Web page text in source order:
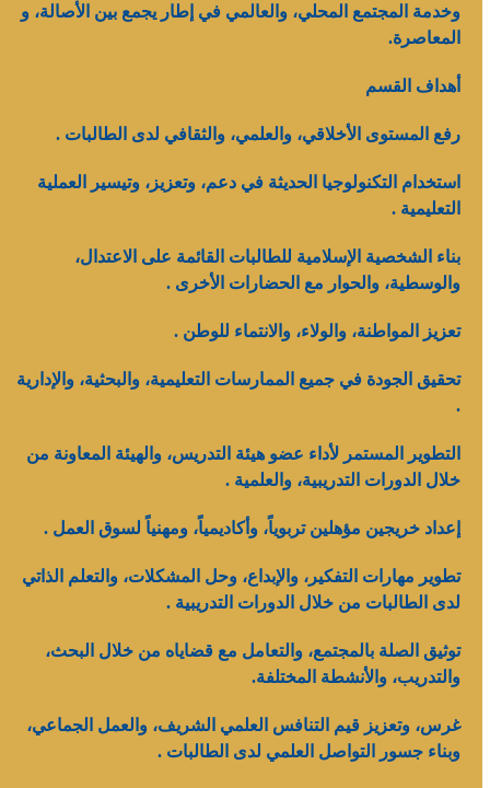
وخدمة المجتمع المحلي، والعالمي في إطار يجمع بين الأصالة، و
المعاصرة.
أهداف القسم
رفع المستوى الأخلاقي، والعلمي، والثقافي لدى الطالبات .
استخدام التكنولوجيا الحديثة في دعم، وتعزيز، وتيسير العملية
التعليمية .
بناء الشخصية الإسلامية للطالبات القائمة على الاعتدال،
والوسطية، والحوار مع الحضارات الأخرى .
تعزيز المواطنة، والولاء، والانتماء للوطن .
تحقيق الجودة في جميع الممارسات التعليمية، والبحثية، والإدارية
.
التطوير المستمر لأداء عضو هيئة التدريس، والهيئة المعاونة من
خلال الدورات التدريبية، والعلمية .
إعداد خريجين مؤهلين تربوياً، وأكاديمياً، ومهنياً لسوق العمل .
تطوير مهارات التفكير، والإبداع، وحل المشكلات، والتعلم الذاتي
لدى الطالبات من خلال الدورات التدريبية .
توثيق الصلة بالمجتمع، والتعامل مع قضاياه من خلال البحث،
والتدريب، والأنشطة المختلفة.
غرس، وتعزيز قيم التنافس العلمي الشريف، والعمل الجماعي،
وبناء جسور التواصل العلمي لدى الطالبات .